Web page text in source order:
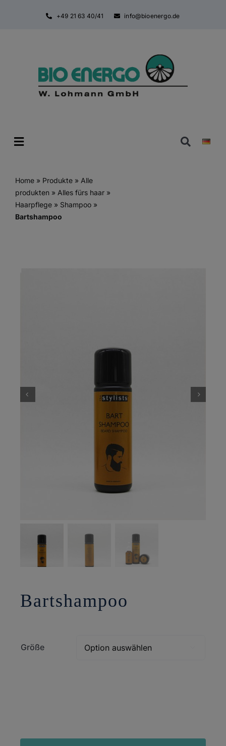
+49 21 63 40/41 info@bioenergo.de
Toggle
Home» Produkte» Alle
produkten » Alles fürs haar»
Haarpflege» Shampoo»
Bartshampoo
Bartshampoo
Größe